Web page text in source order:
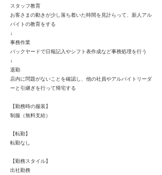
スタッフ教育
お客さまの動きが少し落ち着いた時間を見計らって、新人アル
バイトの教育をする
↓
事務作業
バックヤードで日報記入やシフト表作成など事務処理を行う
↓
退勤
店内に問題がないことを確認し、他の社員やアルバイトリーダ
ーと引継ぎを行って帰宅する
【勤務時の服装】
制服（無料支給）
【転勤】
転勤なし
【勤務スタイル】
出社勤務